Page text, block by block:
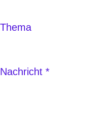
Thema
Nachricht *